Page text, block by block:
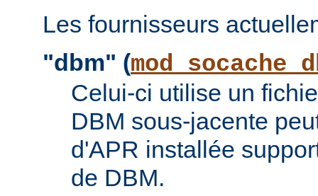
Les fournisseurs
"dbm" (
Celui-ci utilise un
DBM sous-jacente
d'APR installée
de DBM.